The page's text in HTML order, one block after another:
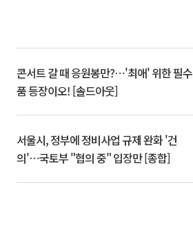
콘서트 갈 때 응원봉만?⋯'최애' 위한 필수
품 등장이오! [솔드아웃]
서울시, 정부에 정비사업 규제 완화 '건
의'⋯국토부 "협의 중" 입장만 [종합]